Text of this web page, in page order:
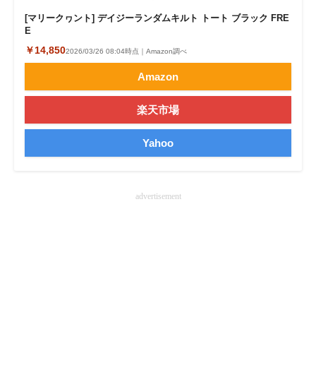
[マリークヮント] デイジーランダムキルト トート ブラック FRE
E
￥14,8502026/03/26 08:04時点｜Amazon調べ
Amazon
楽天市場
Yahoo
advertisement